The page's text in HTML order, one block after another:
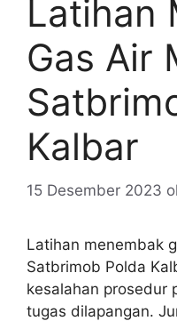
Latihan
Gas Air
Kalbar
15 Desember 2023
Latihan menembak
Satbrimob Polda
kesalahan prosedur
tugas dilapangan.